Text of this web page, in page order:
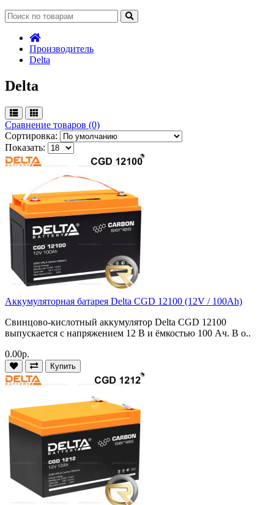
Производитель
Delta
Delta
Сравнение товаров (0)
Сортировка:
Показать:
Аккумуляторная батарея Delta CGD 12100 (12V / 100Ah)
Свинцово-кислотный аккумулятор Delta CGD 12100
выпускается с напряжением 12 В и ёмкостью 100 Ач. В о..
0.00р.
Купить